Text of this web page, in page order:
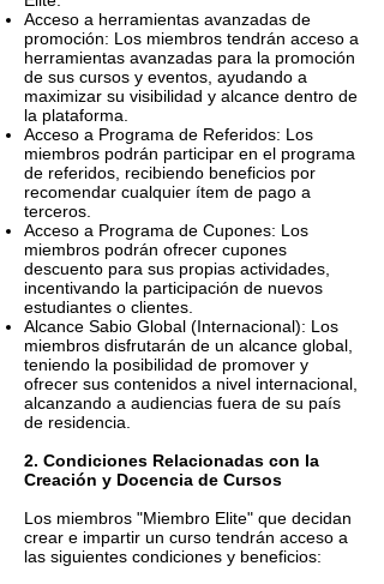
Acceso a herramientas avanzadas de
promoción: Los miembros tendrán acceso a
herramientas avanzadas para la promoción
de sus cursos y eventos, ayudando a
maximizar su visibilidad y alcance dentro de
la plataforma.
Acceso a Programa de Referidos: Los
miembros podrán participar en el programa
de referidos, recibiendo beneficios por
recomendar cualquier ítem de pago a
terceros.
Acceso a Programa de Cupones: Los
miembros podrán ofrecer cupones
descuento para sus propias actividades,
incentivando la participación de nuevos
estudiantes o clientes.
Alcance Sabio Global (Internacional): Los
miembros disfrutarán de un alcance global,
teniendo la posibilidad de promover y
ofrecer sus contenidos a nivel internacional,
alcanzando a audiencias fuera de su país
de residencia.
2. Condiciones Relacionadas con la
Creación y Docencia de Cursos
Los miembros "Miembro Elite" que decidan
crear e impartir un curso tendrán acceso a
las siguientes condiciones y beneficios: